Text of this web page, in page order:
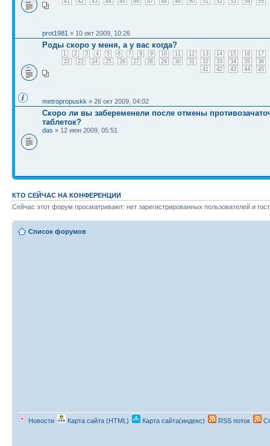
prot1981 » 10 окт 2009, 10:26
Роды скоро у меня, а у вас когда?
1 2 3 4 5 6 7 8 9 10 11 12 13 14 15 16
17
22
23 24 25 26 27 28 29 30 31 32 33 34 35
36
41
42 43 44 45
metropropuskk » 26 окт 2009, 04:02
Скоро ли вы забеременели после отмены
таблеток?
das » 12 июн 2009, 05:51
КТО СЕЙЧАС НА КОНФЕРЕНЦИИ
Сейчас этот форум просматривают: нет зарегистрированных пользователей и
Список форумов
Новости Карта сайта (HTML) Карта сайта(индекс) RSS поток